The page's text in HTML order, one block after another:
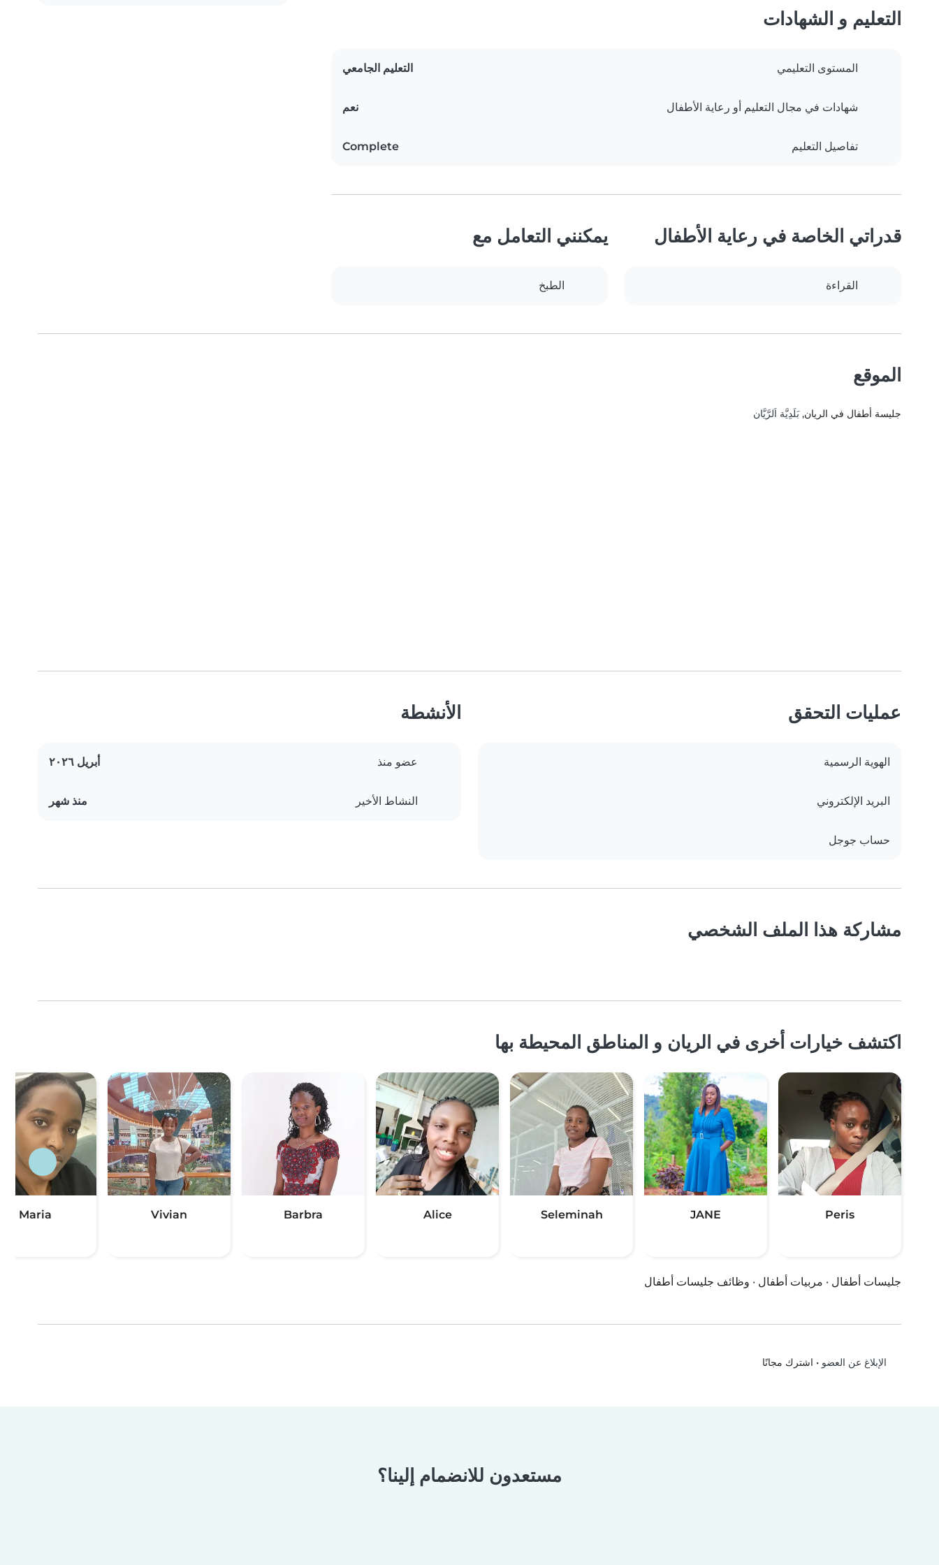
التعليم و الشهادات
المستوى التعليمي التعليم الجامعي
شهادات في مجال التعليم أو رعاية الأطفال نعم
تفاصيل التعليم Complete
قدراتي الخاصة في رعاية الأطفال
القراءة
يمكنني التعامل مع
الطبخ
الموقع
جليسة أطفال في الريان, بَلَدِيَّة اَلرَّيَّان
عمليات التحقق
الهوية الرسمية
البريد الإلكتروني
حساب جوجل
الأنشطة
عضو منذ أبريل ٢٠٢٦
النشاط الأخير منذ شهر
مشاركة هذا الملف الشخصي
اكتشف خيارات أخرى في الريان و المناطق المحيطة بها
Peris
JANE
Seleminah
Alice
Barbra
Vivian
Maria
جليسات أطفال · مربيات أطفال · وظائف جليسات أطفال
الإبلاغ عن العضو • اشترك مجانًا
مستعدون للانضمام إلينا؟